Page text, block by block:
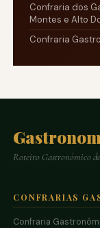
Confraria dos
Montes e Alto
Confraria
Roteiro Gastronómico
CONFRARIAS
Confraria